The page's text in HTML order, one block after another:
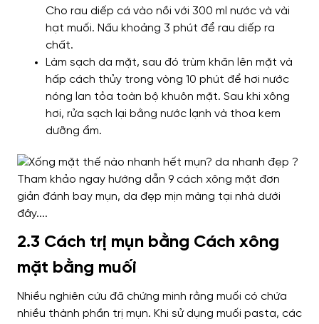
Cho rau diếp cá vào nồi với 300 ml nước và vài
hạt muối. Nấu khoảng 3 phút để rau diếp ra
chất.
Làm sạch da mặt, sau đó trùm khăn lên mặt và
hấp cách thủy trong vòng 10 phút để hơi nước
nóng lan tỏa toàn bộ khuôn mặt. Sau khi xông
hơi, rửa sạch lại bằng nước lạnh và thoa kem
dưỡng ẩm.
2.3 Cách trị mụn bằng Cách xông
mặt bằng muối
Nhiều nghiên cứu đã chứng minh rằng muối có chứa
nhiều thành phần trị mụn. Khi sử dụng muối pasta, các